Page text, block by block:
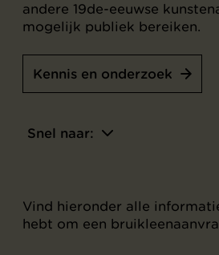
andere 19de-eeuwse
mogelijk publiek bereiken.
Kennis en onderzoek
Snel naar:
Vind hieronder alle
hebt om een